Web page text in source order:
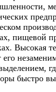
пищевой
Высокая
его
быстро